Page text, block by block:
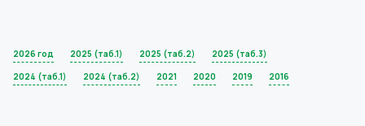
2026 год 2025 (таб.1) 2025 (таб.2)
2025 (таб.3)
2024 (таб.1)
2024 (таб.2) 2021 2020 2019 2016